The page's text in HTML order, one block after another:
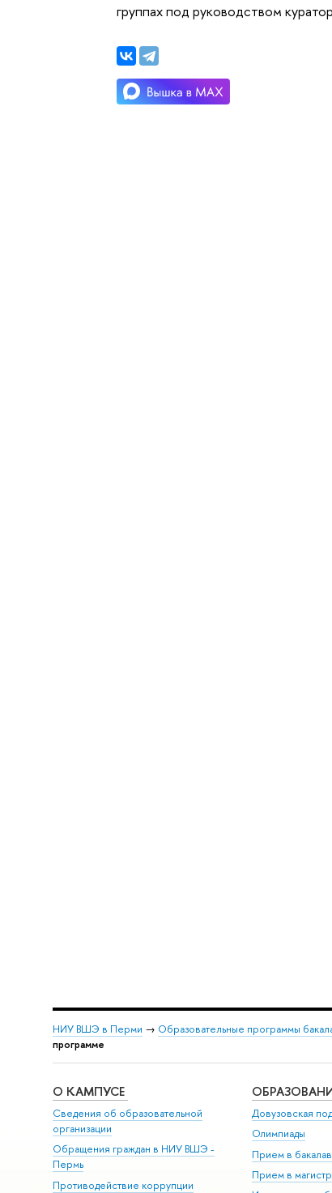
группах под руководством
НИУ ВШЭ в Перми → Образовательные программы
программе
О КАМПУСЕ
Сведения об образовательной
организации
Обращения граждан в НИУ ВШЭ -
Пермь
Противодействие коррупции
Довузовская
Олимпиады
Прием в
Прием в